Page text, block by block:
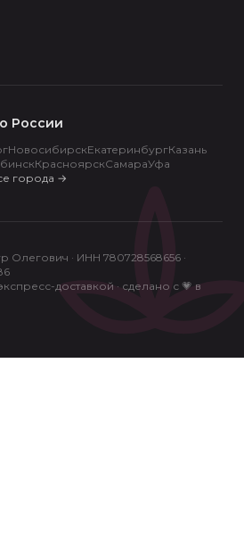
России
НовосибирскЕкатеринбургКазань
КрасноярскСамараУфа
города →
· ИНН 780728568656 ·
доставкой · сделано с 💗 в